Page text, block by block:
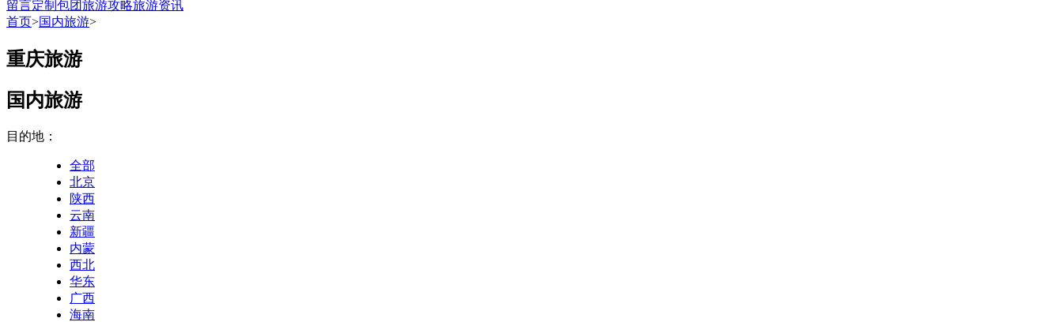
留言定制包团旅游攻略旅游资讯
首页>国内旅游>
重庆旅游
国内旅游
目的地：
全部
北京
陕西
云南
新疆
内蒙
西北
华东
广西
海南